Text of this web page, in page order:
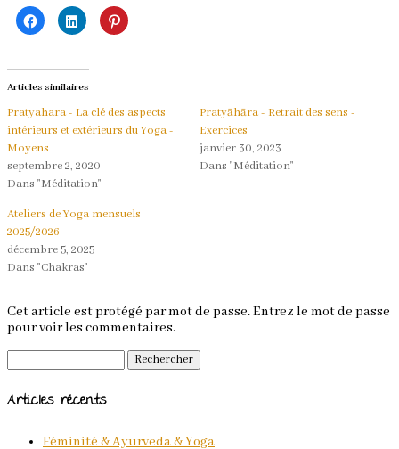
Cliquez
pour
partager
dans
une
nouvelle
Cliquez
pour
partager
dans
nouvelle
Cliquez
pour
Articles similaires
Pratyahara - La clé des aspects
intérieurs et extérieurs du Yoga -
Moyens
septembre 2, 2020
Dans "Méditation"
Pratyāhāra - Retrait des sens -
Exercices
janvier 30, 2023
Dans "Méditation"
Ateliers de Yoga mensuels
2025/2026
décembre 5, 2025
Dans "Chakras"
Cet article est protégé par mot de passe. Entrez le mot de passe
pour voir les commentaires.
Articles récents
Féminité & Ayurveda & Yoga